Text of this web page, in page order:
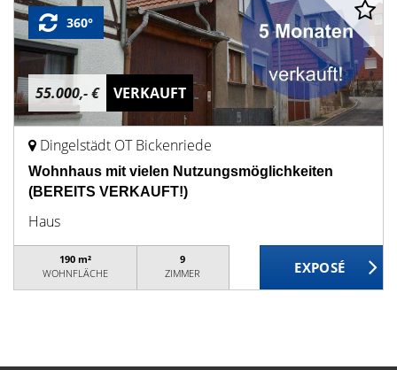
55.000,- € VERKAUFT
360°
Dingelstädt OT Bickenriede
Wohnhaus mit vielen Nutzungsmöglichkeiten
(BEREITS VERKAUFT!)
Haus
190 m²
WOHNFLÄCHE
9
ZIMMER